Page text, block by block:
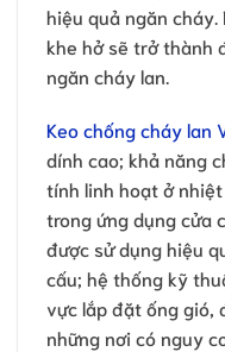
hiệu quả ngăn cháy.
khe hở sẽ trở thành
ngăn cháy lan.
Keo chống cháy lan
dính cao; khả năng
tính linh hoạt ở
trong ứng dụng cửa
được sử dụng hiệu
cấu; hệ thống kỹ
vực lắp đặt ống gió,
những nơi có nguy